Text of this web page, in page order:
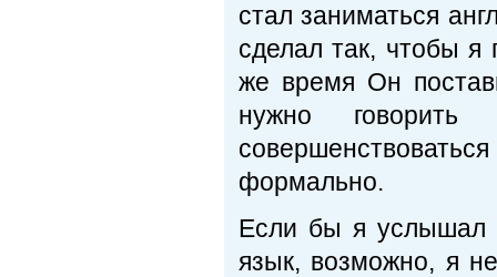
стал заниматься
сделал так, чтобы
же время Он
нужно
формально.
Если бы я услышал
язык, возможно, я